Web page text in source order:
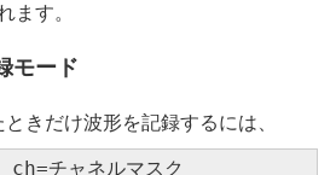
ます。
モード
きだけ波形を記録するには、
チャネルマスク